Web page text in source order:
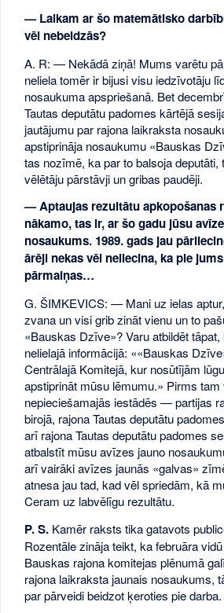
— Laikam ar šo matemātisko
vēl nebeidzās?
A. R: — Nekādā ziņā! Mums varētu
neliela tomēr ir bijusi visu iedzīvotāju
nosaukuma apspriešanā. Bet
Tautas deputātu padomes kārtējā
jautājumu par rajona laikraksta
apstiprināja nosaukumu «Bauskas
tas nozīmē, ka par to balsoja deputāti,
vēlētāju pārstāvji un gribas paudēji.
— Aptaujas rezultātu apkopošanas
nākamo, tas ir, ar šo gadu jūsu
nosaukums. 1989. gads jau
ārēji nekas vēl neliecina, ka pie
pārmaiņas…
G. ŠIMKEVICS: — Mani uz ielas
zvana un visi grib zināt vienu un to
«Bauskas Dzīve»? Varu atbildēt
nelielajā informācijā: ««Bauskas
Centrālajā Komitejā, kur nosūtījām
apstiprināt mūsu lēmumu.» Pirms tam
nepieciešamajās iestādēs — partijas
birojā, rajona Tautas deputātu
arī rajona Tautas deputātu padomes
atbalstīt mūsu avīzes jauno
arī vairāki avīzes jaunās «galvas»
atnesa jau tad, kad vēl spriedām, kā
Ceram uz labvēlīgu rezultātu.
P. S. Kamēr raksts tika gatavots
Rozentāle zināja teikt, ka februāra
Bauskas rajona komitejas plēnumā
rajona laikraksta jaunais nosaukums,
par pārveidi beidzot ķeroties pie darba.